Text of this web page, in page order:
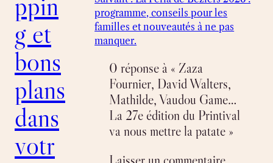
g et
bons
plans
dans
votr
programme, conseils pour les
familles et nouveautés à ne pas
manquer.
0 réponse à « Zaza
Fournier, David Walters,
Mathilde, Vaudou Game…
La 27e édition du Printival
va nous mettre la patate »